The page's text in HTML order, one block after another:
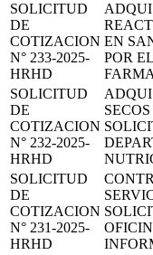
SOLICITUD
DE
COTIZACION
N° 233-2025-
HRHD
EN
POR
SOLICITUD
DE
COTIZACION
N° 232-2025-
HRHD
SOLICITUD
DE
COTIZACION
N° 231-2025-
HRHD